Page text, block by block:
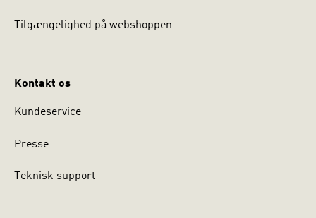
Tilgængelighed på webshoppen
Kontakt os
Kundeservice
Presse
Teknisk support